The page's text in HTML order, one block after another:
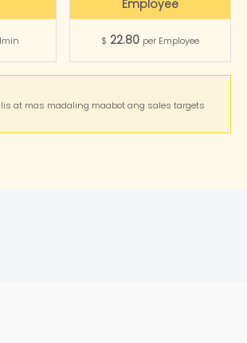
Employee
$ 22.80 per Employee
at mas madaling maabot ang sales targets